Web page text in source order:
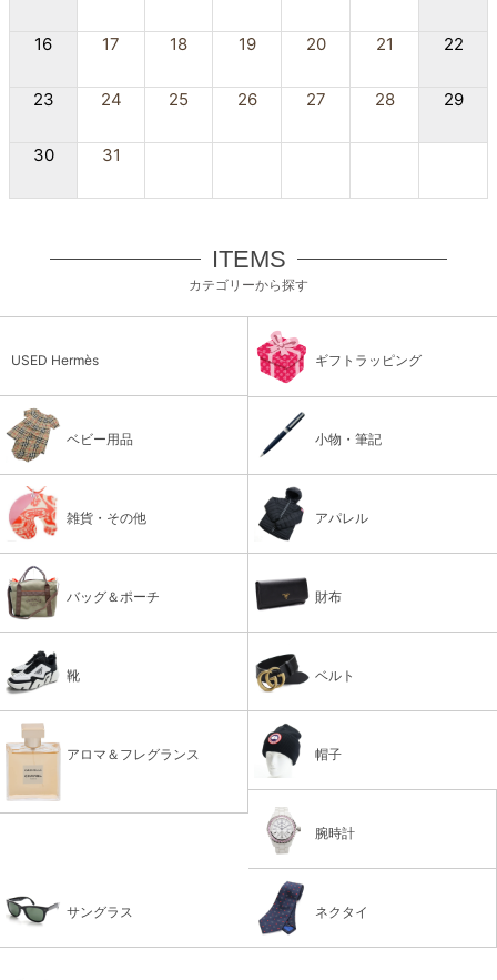
16 17 18 19 20 21 22
23 24 25 26 27 28 29
30 31
ITEMS
カテゴリーから探す
USED Hermès ギフトラッピング
ベビー用品 小物・筆記
雑貨・その他 アパレル
バッグ＆ポーチ 財布
靴 ベルト
アロマ＆フレグランス 帽子
腕時計
サングラス ネクタイ